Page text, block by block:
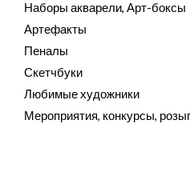
Наборы акварели, Арт-боксы
Артефакты
Пеналы
Скетчбуки
Любимые художники
Мероприятия, конкурсы,